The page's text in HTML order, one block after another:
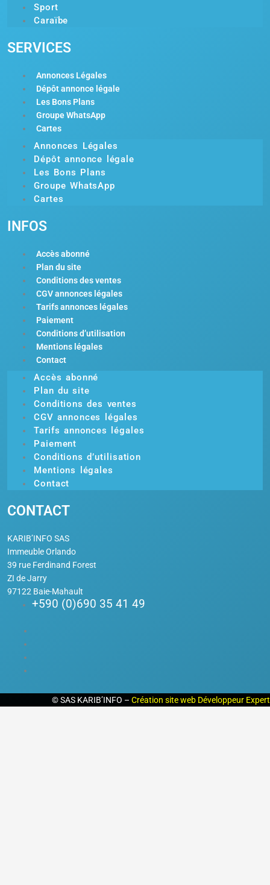
Sport
Caraïbe
SERVICES
Annonces Légales
Dépôt annonce légale
Les Bons Plans
Groupe WhatsApp
Cartes
Annonces Légales
Dépôt annonce légale
Les Bons Plans
Groupe WhatsApp
Cartes
INFOS
Accès abonné
Plan du site
Conditions des ventes
CGV annonces légales
Tarifs annonces légales
Paiement
Conditions d’utilisation
Mentions légales
Contact
Accès abonné
Plan du site
Conditions des ventes
CGV annonces légales
Tarifs annonces légales
Paiement
Conditions d’utilisation
Mentions légales
Contact
CONTACT
KARIB’INFO SAS
Immeuble Orlando
39 rue Ferdinand Forest
ZI de Jarry
97122 Baie-Mahault
+590 (0)690 35 41 49
©SAS KARIB’INFO – Création site web Développeur Expert